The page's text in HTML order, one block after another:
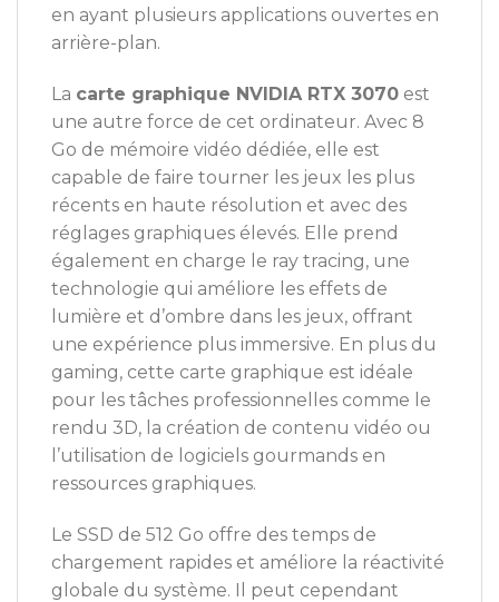
en ayant plusieurs applications ouvertes en
arrière-plan.
La carte graphique NVIDIA RTX 3070 est
une autre force de cet ordinateur. Avec 8
Go de mémoire vidéo dédiée, elle est
capable de faire tourner les jeux les plus
récents en haute résolution et avec des
réglages graphiques élevés. Elle prend
également en charge le ray tracing, une
technologie qui améliore les effets de
lumière et d’ombre dans les jeux, offrant
une expérience plus immersive. En plus du
gaming, cette carte graphique est idéale
pour les tâches professionnelles comme le
rendu 3D, la création de contenu vidéo ou
l’utilisation de logiciels gourmands en
ressources graphiques.
Le SSD de 512 Go offre des temps de
chargement rapides et améliore la réactivité
globale du système. Il peut cependant